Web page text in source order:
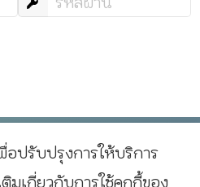
^อปรับปรุงการให้บริการ
มเกี่ยวกับการใช้คุกกี้ของ